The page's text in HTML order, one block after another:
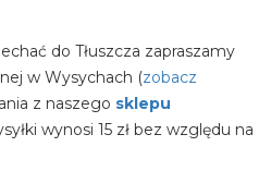
do Tłuszcza zapraszamy
w Wysychach (zobacz
z naszego sklepu
wynosi 15 zł bez względu na